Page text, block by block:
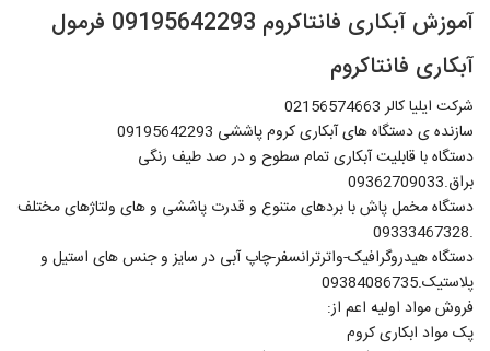
آموزش آبکاری فانتاکروم 09195642293 فرمول
آبکاری فانتاکروم
شرکت ایلیا کالر 02156574663
سازنده ی دستگاه های آبکاری کروم پاششی 09195642293
دستگاه با قابلیت آبکاری تمام سطوح و در صد طیف رنگی
براق.09362709033
دستگاه مخمل پاش با بردهای متنوع و قدرت پاششی و های ولتاژهای مختلف
.09333467328
دستگاه هیدروگرافیک-واترترانسفر-چاپ آبی در سایز و جنس های استیل و
پلاستیک.09384086735
فروش مواد اولیه اعم از:
پک مواد ابکاری کروم